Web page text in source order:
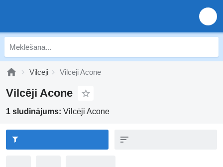
Vilcēji Vilcēji Acone
Vilcēji Acone
1 sludinājums: Vilcēji Acone